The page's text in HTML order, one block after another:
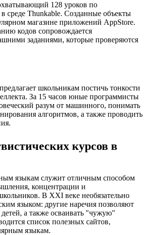
128 уроков по
среде Thunkable. Созданные объекты
магазине приложений AppStore.
кодов сопровождается
заданиями, которые проверяются
школьникам постичь тонкости
За 15 часов юные программисты
разум от машинного, понимать
алгоритмов, а также проводить
курсов в
языкам служит отличным способом
концентрации и
В XXI веке необязательно
языком: другие наречия позволяют
а также осваивать "чужую"
список полезных сайтов,
языкам.